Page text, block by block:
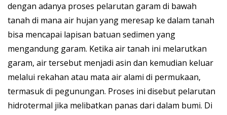
dengan adanya proses pelarutan garam di bawah
tanah di mana air hujan yang meresap ke dalam tanah
bisa mencapai lapisan batuan sedimen yang
mengandung garam. Ketika air tanah ini melarutkan
garam, air tersebut menjadi asin dan kemudian keluar
melalui rekahan atau mata air alami di permukaan,
termasuk di pegunungan. Proses ini disebut pelarutan
hidrotermal jika melibatkan panas dari dalam bumi. Di